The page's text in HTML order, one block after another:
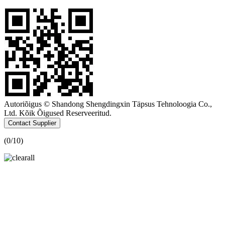
Autoriõigus © Shandong Shengdingxin Täpsus Tehnoloogia Co.,
Ltd. Kõik Õigused Reserveeritud.
Contact Supplier
(0/10)